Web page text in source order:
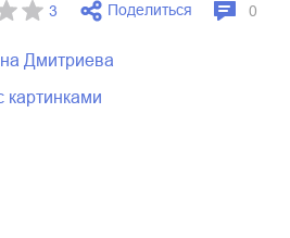
3 Поделиться 0
Дмитриева
с картинками